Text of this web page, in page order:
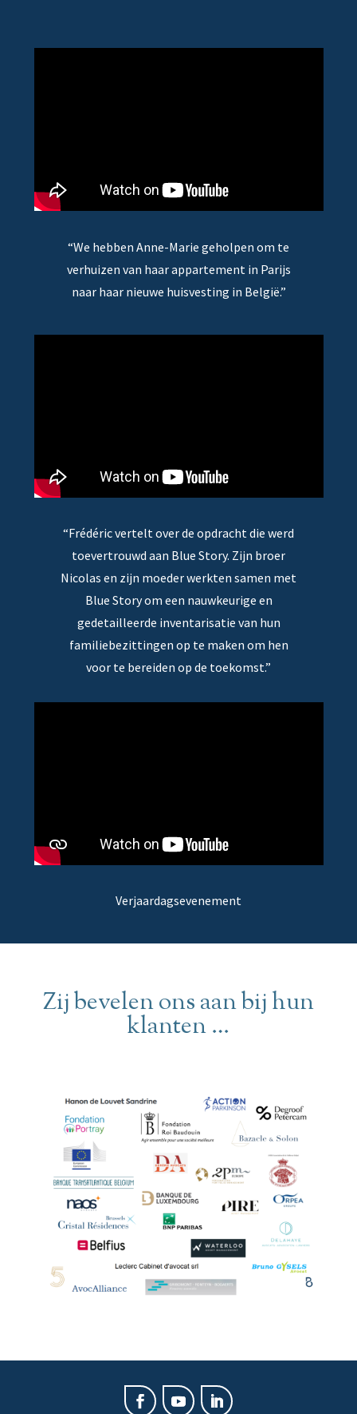
“We hebben Anne-Marie geholpen om te
verhuizen van haar appartement in Parijs
naar haar nieuwe huisvesting in België.”
“Frédéric vertelt over de opdracht die werd
toevertrouwd aan Blue Story. Zijn broer
Nicolas en zijn moeder werkten samen met
Blue Story om een nauwkeurige en
gedetailleerde inventarisatie van hun
familiebezittingen op te maken om hen
voor te bereiden op de toekomst.”
Verjaardagsevenement
Zij bevelen ons aan bij hun
klanten …